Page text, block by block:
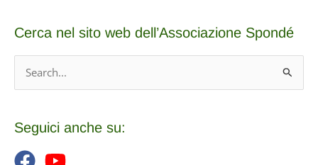
h
i
Cerca nel sito web dell’Associazione Spondé
c
Seguici anche su: